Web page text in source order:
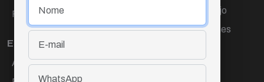
Raquel Ayres
Equipe
Ana Lúcia Cortez
Renata Araújo
Wagner Gomes